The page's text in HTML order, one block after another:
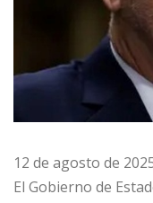
12 de agosto de
El Gobierno de